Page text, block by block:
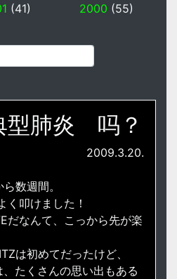
(41) 2000 (55)
型肺炎 吗？
2009.3.20.
数週間。
く叩けました！
だなんて、こっから先が楽
は初めてだったけど、
たくさんの思い出もある